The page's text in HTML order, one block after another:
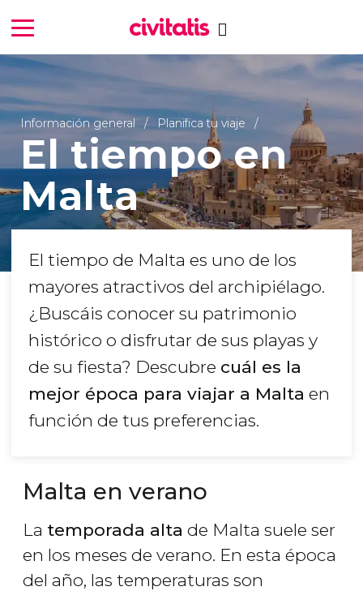
Información general Planifica tu viaje
El tiempo en
Malta
El tiempo de Malta es uno de los
mayores atractivos del archipiélago.
¿Buscáis conocer su patrimonio
histórico o disfrutar de sus playas y
de su fiesta? Descubre cuál es la
mejor época para viajar a Malta en
función de tus preferencias.
Malta en verano
La temporada alta de Malta suele ser
en los meses de verano. En esta época
del año, las temperaturas son